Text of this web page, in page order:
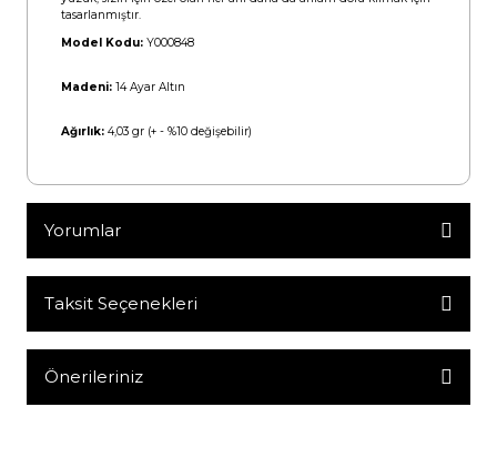
tasarlanmıştır.
Model Kodu: Y000848
Madeni: 14 Ayar Altın
Ağırlık: 4,03 gr (+ - %10 değişebilir)
Yorumlar
Bu ürüne ilk yorumu siz yapın!
Taksit Seçenekleri
Önerileriniz